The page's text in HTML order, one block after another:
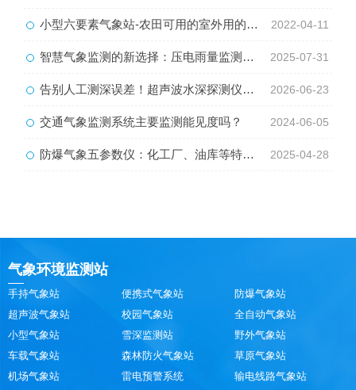
小型六要素气象站-农田可用的室外用的小型气象站介绍 2022-04-11
智慧气象监测的新选择：压电雨量监测系统 2025-07-31
告别人工测深误差！超声波水深探测仪搞定各类野外水域勘测 2026-06-23
交通气象监测系统主要监测能见度吗？ 2024-06-05
防爆气象五参数仪：化工厂、油库等特殊场所安全需要它 2025-04-28
气象环境监测站
手持气象站 便携式气象站
防爆气象站
超声波气象站
校园气象站
全自动气象站
小型气象站
雪深监测站
野外气象站
车载气象站
森林防火气象站
草原气象站
机场气象站
雷电预警系统
输电线路气象站